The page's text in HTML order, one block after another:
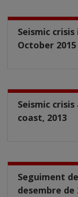
Seismic
October 2015
Seismic
coast, 2013
Seguiment
desembre de